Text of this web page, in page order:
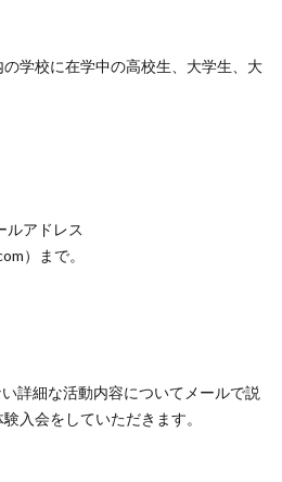
学校に在学中の高校生、大学生、大
ルアドレス
）まで。
詳細な活動内容についてメールで説
入会をしていただきます。